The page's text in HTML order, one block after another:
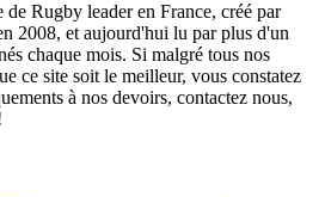
Rugby leader en France, créé par
2008, et aujourd'hui lu par plus d'un
chaque mois. Si malgré tous nos
ce site soit le meilleur, vous constatez
à nos devoirs, contactez nous,